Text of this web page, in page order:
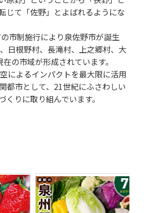
じて「佐野」とよばれるようにな
市制施行により泉佐野市が誕生
日根野村、長滝村、上之郷村、大
の市域が形成されています。
によるインパクトを最大限に活用
都市として、21世紀にふさわしい
りに取り組んでいます。